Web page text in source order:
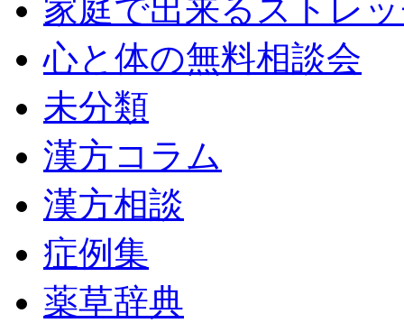
家庭で出来るストレ
心と体の無料相談会
未分類
漢方コラム
漢方相談
症例集
薬草辞典